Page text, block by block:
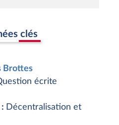
clés
Brottes
écrite
Décentralisation et